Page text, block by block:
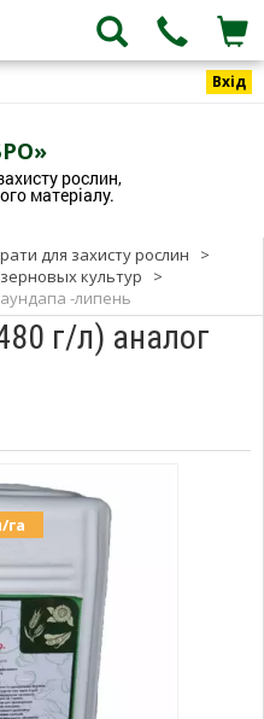
Вхід
рослин,
матеріалу.
для захисту рослин
>
культур
>
-липень
г/л) аналог
га